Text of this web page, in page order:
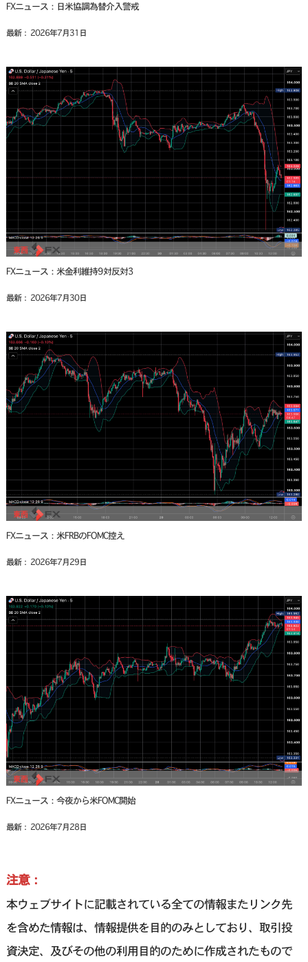
FXニュース：日米協調為替介入警戒
最新： 2026年7月31日
FXニュース：米金利維持9対反対3
最新： 2026年7月30日
FXニュース：米FRBのFOMC控え
最新： 2026年7月29日
FXニュース：今夜から米FOMC開始
最新： 2026年7月28日
注意：
本ウェブサイトに記載されている全ての情報またリンク先
を含めた情報は、情報提供を目的のみとしており、取引投
資決定、及びその他の利用目的のために作成されたもので